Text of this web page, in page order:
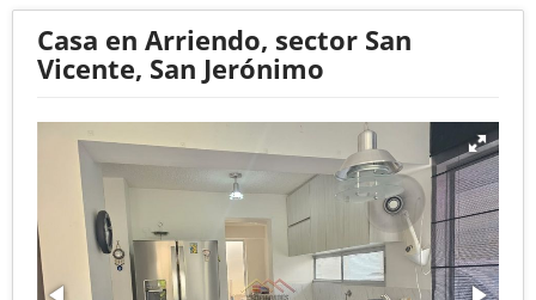
Casa en Arriendo, sector San
Vicente, San Jerónimo